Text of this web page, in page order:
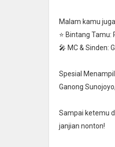
Malam kamu
⭐ Bintang Tamu:
🎤 MC & Sinden:
Spesial
Ganong
Sampai ketemu
janjian nonton!